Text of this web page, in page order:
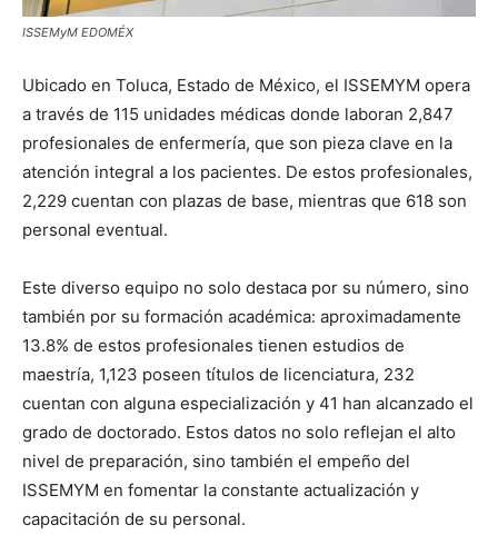
ISSEMyM EDOMÉX
Ubicado en Toluca, Estado de México, el ISSEMYM opera
a través de 115 unidades médicas donde laboran 2,847
profesionales de enfermería, que son pieza clave en la
atención integral a los pacientes. De estos profesionales,
2,229 cuentan con plazas de base, mientras que 618 son
personal eventual.
Este diverso equipo no solo destaca por su número, sino
también por su formación académica: aproximadamente
13.8% de estos profesionales tienen estudios de
maestría, 1,123 poseen títulos de licenciatura, 232
cuentan con alguna especialización y 41 han alcanzado el
grado de doctorado. Estos datos no solo reflejan el alto
nivel de preparación, sino también el empeño del
ISSEMYM en fomentar la constante actualización y
capacitación de su personal.